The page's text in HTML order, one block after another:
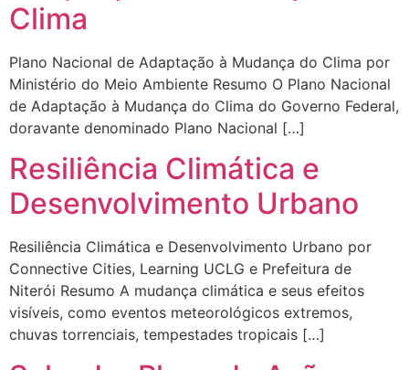
Clima
Plano Nacional de Adaptação à Mudança do Clima por
Ministério do Meio Ambiente Resumo O Plano Nacional
de Adaptação à Mudança do Clima do Governo Federal,
doravante denominado Plano Nacional […]
Resiliência Climática e
Desenvolvimento Urbano
Resiliência Climática e Desenvolvimento Urbano por
Connective Cities, Learning UCLG e Prefeitura de
Niterói Resumo A mudança climática e seus efeitos
visíveis, como eventos meteorológicos extremos,
chuvas torrenciais, tempestades tropicais […]